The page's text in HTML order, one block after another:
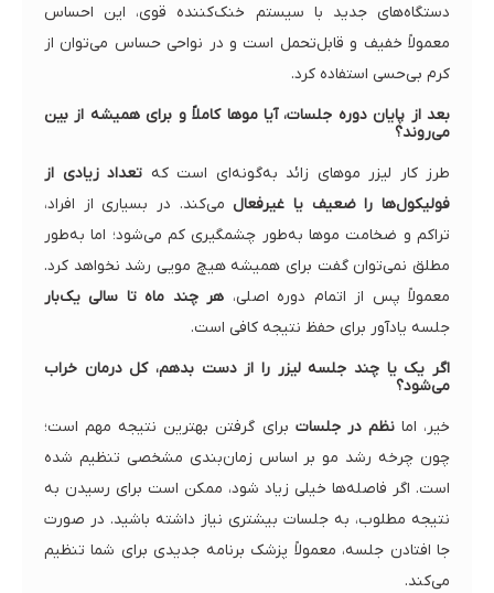
دستگاه‌های جدید با سیستم خنک‌کننده قوی، این احساس
معمولاً خفیف و قابل‌تحمل است و در نواحی حساس می‌توان از
کرم بی‌حسی استفاده کرد.
بعد از پایان دوره جلسات، آیا موها کاملاً و برای همیشه از بین
می‌روند؟
طرز کار لیزر موهای زائد به‌گونه‌ای است که تعداد زیادی از
فولیکول‌ها را ضعیف یا غیرفعال می‌کند. در بسیاری از افراد،
تراکم و ضخامت موها به‌طور چشمگیری کم می‌شود؛ اما به‌طور
مطلق نمی‌توان گفت برای همیشه هیچ مویی رشد نخواهد کرد.
معمولاً پس از اتمام دوره اصلی، هر چند ماه تا سالی یک‌بار
جلسه یادآور برای حفظ نتیجه کافی است.
اگر یک یا چند جلسه لیزر را از دست بدهم، کل درمان خراب
می‌شود؟
خیر، امانظم در جلسات برای گرفتن بهترین نتیجه مهم است؛
چون چرخه رشد مو بر اساس زمان‌بندی مشخصی تنظیم شده
است. اگر فاصله‌ها خیلی زیاد شود، ممکن است برای رسیدن به
نتیجه مطلوب، به جلسات بیشتری نیاز داشته باشید. در صورت
جا افتادن جلسه، معمولاً پزشک برنامه جدیدی برای شما تنظیم
می‌کند.